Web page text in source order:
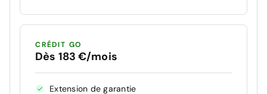
CRÉDIT GO
Dès 183 €/mois
Extension de garantie